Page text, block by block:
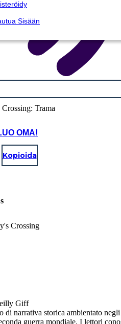
Sisään
OMA!
Kopioida
Crossing
Giff
di narrativa storica ambientato
guerra mondiale. I lettori